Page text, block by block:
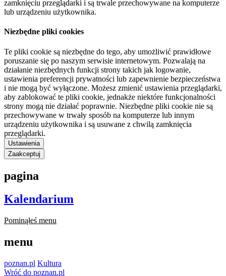
zamknięciu przeglądarki i są trwale przechowywane na komputerze
lub urządzeniu użytkownika.
Niezbędne pliki cookies
Te pliki cookie są niezbędne do tego, aby umożliwić prawidłowe
poruszanie się po naszym serwisie internetowym. Pozwalają na
działanie niezbędnych funkcji strony takich jak logowanie,
ustawienia preferencji prywatności lub zapewnienie bezpieczeństwa
i nie mogą być wyłączone. Możesz zmienić ustawienia przeglądarki,
aby zablokować te pliki cookie, jednakże niektóre funkcjonalności
strony mogą nie działać poprawnie. Niezbędne pliki cookie nie są
przechowywane w trwały sposób na komputerze lub innym
urządzeniu użytkownika i są usuwane z chwilą zamknięcia
przeglądarki.
Ustawienia
Zaakceptuj
pagina
Kalendarium
Pominąłeś menu
menu
poznan.pl Kultura
Wróć do poznan.pl